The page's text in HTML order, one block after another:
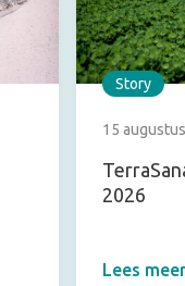
Story
15
2026
Lees meer